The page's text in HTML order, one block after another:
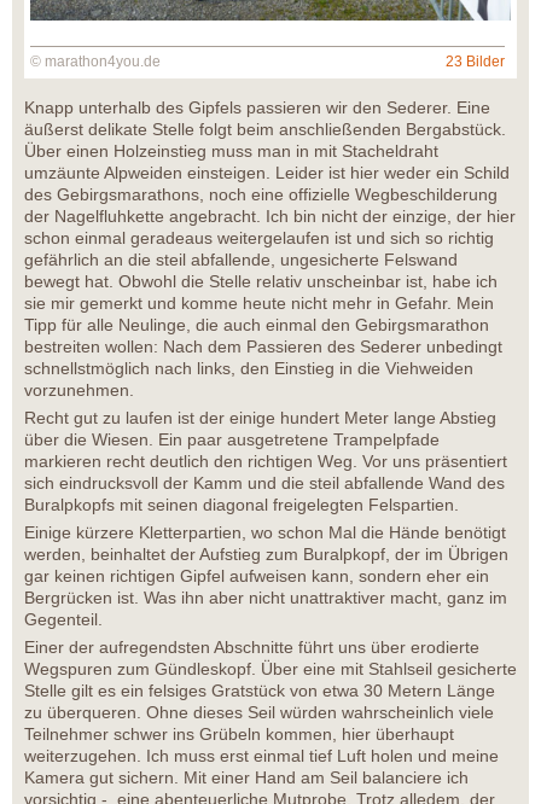
© marathon4you.de 23 Bilder
Knapp unterhalb des Gipfels passieren wir den Sederer. Eine
äußerst delikate Stelle folgt beim anschließenden Bergabstück.
Über einen Holzeinstieg muss man in mit Stacheldraht
umzäunte Alpweiden einsteigen. Leider ist hier weder ein Schild
des Gebirgsmarathons, noch eine offizielle Wegbeschilderung
der Nagelfluhkette angebracht. Ich bin nicht der einzige, der hier
schon einmal geradeaus weitergelaufen ist und sich so richtig
gefährlich an die steil abfallende, ungesicherte Felswand
bewegt hat. Obwohl die Stelle relativ unscheinbar ist, habe ich
sie mir gemerkt und komme heute nicht mehr in Gefahr. Mein
Tipp für alle Neulinge, die auch einmal den Gebirgsmarathon
bestreiten wollen: Nach dem Passieren des Sederer unbedingt
schnellstmöglich nach links, den Einstieg in die Viehweiden
vorzunehmen.
Recht gut zu laufen ist der einige hundert Meter lange Abstieg
über die Wiesen. Ein paar ausgetretene Trampelpfade
markieren recht deutlich den richtigen Weg. Vor uns präsentiert
sich eindrucksvoll der Kamm und die steil abfallende Wand des
Buralpkopfs mit seinen diagonal freigelegten Felspartien.
Einige kürzere Kletterpartien, wo schon Mal die Hände benötigt
werden, beinhaltet der Aufstieg zum Buralpkopf, der im Übrigen
gar keinen richtigen Gipfel aufweisen kann, sondern eher ein
Bergrücken ist. Was ihn aber nicht unattraktiver macht, ganz im
Gegenteil.
Einer der aufregendsten Abschnitte führt uns über erodierte
Wegspuren zum Gündleskopf. Über eine mit Stahlseil gesicherte
Stelle gilt es ein felsiges Gratstück von etwa 30 Metern Länge
zu überqueren. Ohne dieses Seil würden wahrscheinlich viele
Teilnehmer schwer ins Grübeln kommen, hier überhaupt
weiterzugehen. Ich muss erst einmal tief Luft holen und meine
Kamera gut sichern. Mit einer Hand am Seil balanciere ich
vorsichtig - eine abenteuerliche Mutprobe. Trotz alledem, der